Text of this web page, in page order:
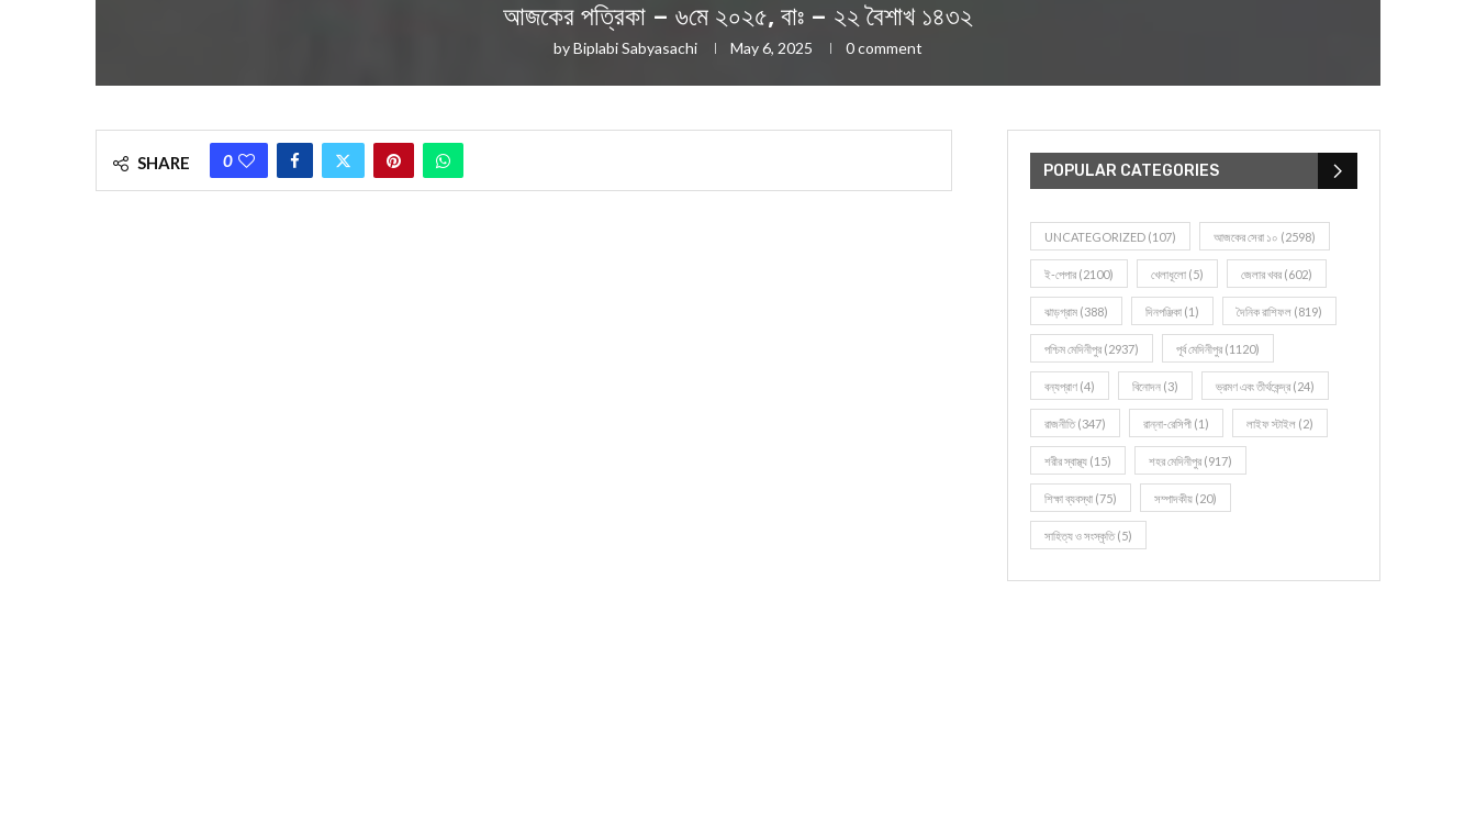
আজকের পত্রিকা – ৬মে ২০২৫, বাঃ – ২২ বৈশাখ ১৪৩২
byBiplabi Sabyasachi May 6, 2025 0 comment
SHARE 0
POPULAR CATEGORIES
UNCATEGORIZED (107) আজকের সেরা ১০ (2598)
ই-পেপার (2100) খেলাধূলো (5) জেলার খবর (602)
ঝাড়গ্রাম (388) দিনপঞ্জিকা (1) দৈনিক রাশিফল (819)
পশ্চিম মেদিনীপুর (2937) পূর্ব মেদিনীপুর (1120)
বন্যপ্রাণ (4) বিনোদন (3) ভ্রমণ এবং তীর্থকেন্দ্র (24)
রাজনীতি(347) রান্না-রেসিপী (1) লাইফ স্টাইল (2)
শরীর স্বাস্থ্য (15) শহর মেদিনীপুর (917)
শিক্ষা ব্যবস্থা (75) সম্পাদকীয় (20)
সাহিত্য ও সংস্কৃতি(5)